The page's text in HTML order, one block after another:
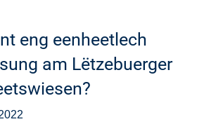
eng eenheetlech
am Lëtzebuerger